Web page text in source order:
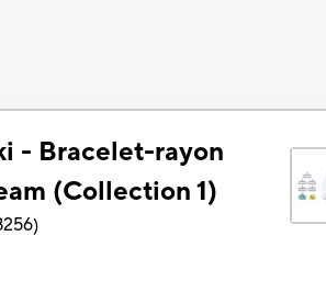
- Bracelet-rayon
(Collection 1)
)